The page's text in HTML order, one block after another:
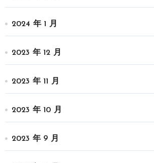
2024 年 1 月
2023 年 12 月
2023 年 11 月
2023 年 10 月
2023 年 9 月